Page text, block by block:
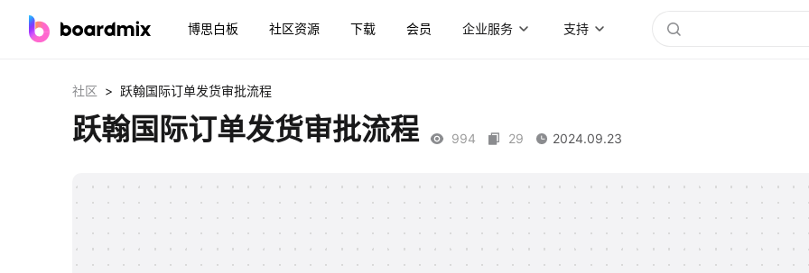
博思白板 社区资源 下载 会员 企业服务 支持
社区 > 跃翰国际订单发货审批流程
跃翰国际订单发货审批流程 994 29 2024.09.23